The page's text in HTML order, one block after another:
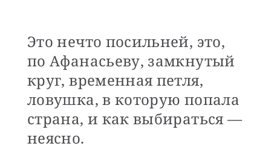
Это нечто посильней, это,
по Афанасьеву, замкнутый
круг, временная петля,
ловушка, в которую попала
страна, и как выбираться —
неясно.